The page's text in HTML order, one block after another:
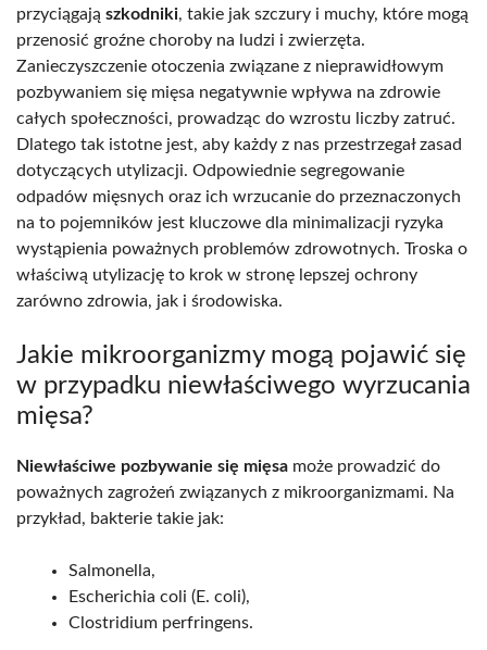
przyciągają szkodniki, takie jak szczury i muchy, które mogą
przenosić groźne choroby na ludzi i zwierzęta.
Zanieczyszczenie otoczenia związane z nieprawidłowym
pozbywaniem się mięsa negatywnie wpływa na zdrowie
całych społeczności, prowadząc do wzrostu liczby zatruć.
Dlatego tak istotne jest, aby każdy z nas przestrzegał zasad
dotyczących utylizacji. Odpowiednie segregowanie
odpadów mięsnych oraz ich wrzucanie do przeznaczonych
na to pojemników jest kluczowe dla minimalizacji ryzyka
wystąpienia poważnych problemów zdrowotnych. Troska o
właściwą utylizację to krok w stronę lepszej ochrony
zarówno zdrowia, jak i środowiska.
Jakie mikroorganizmy mogą pojawić się
w przypadku niewłaściwego wyrzucania
mięsa?
Niewłaściwe pozbywanie się mięsa może prowadzić do
poważnych zagrożeń związanych z mikroorganizmami. Na
przykład, bakterie takie jak:
Salmonella,
Escherichia coli (E. coli),
Clostridium perfringens.